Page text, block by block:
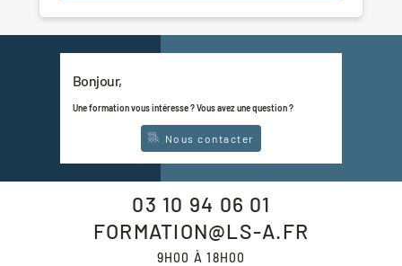
Bonjour,
Une formation vous intéresse ? Vous avez une question ?
Nous contacter
03 10 94 06 01
FORMATION@LS-A.FR
9H00 À 18H00